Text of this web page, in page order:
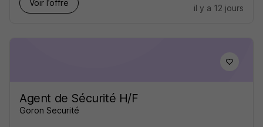
Voir l’offre
il y a 12 jours
Agent de Sécurité H/F
Goron Securité